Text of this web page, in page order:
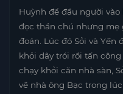
Huỳnh để đầu người
đọc thần chú nhưng mẹ
đoán. Lúc đó Sỏi và Yến
khỏi dây trói rồi tấn
chạy khỏi căn nhà sàn,
về nhà ông Bạc trong